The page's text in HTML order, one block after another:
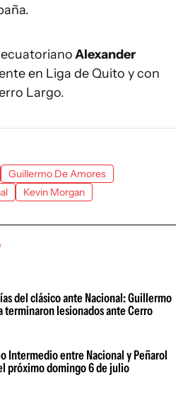
Alexander
en Liga de Quito y con
Largo.
Guillermo De Amores
Kevin Morgan
del clásico ante Nacional: Guillermo
terminaron lesionados ante Cerro
Intermedio entre Nacional y Peñarol
próximo domingo 6 de julio